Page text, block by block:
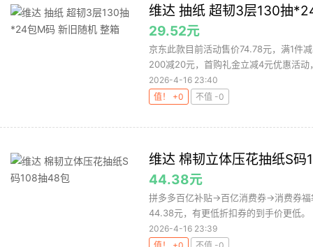
维达 抽纸 超韧3层130抽
29.52元
京东此款目前活动售价74.78元，满1件
200减20元，首购礼金立减4元优惠活动
2026-4-16 23:40
值！ +0
不值 -0
维达 棉韧立体压花抽纸S
44.38元
拼多多百亿补贴→百亿消费券→消费券福
44.38元，有更低折扣券的到手价更低
2026-4-16 23:39